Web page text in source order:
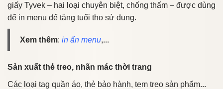
giấy Tyvek – hai loại chuyên biệt, chống thấm – được dùng
để in menu để tăng tuổi thọ sử dụng.
Xem thêm: in ấn menu,...
Sản xuất thẻ treo, nhãn mác thời trang
Các loại tag quần áo, thẻ bảo hành, tem treo sản phẩm...